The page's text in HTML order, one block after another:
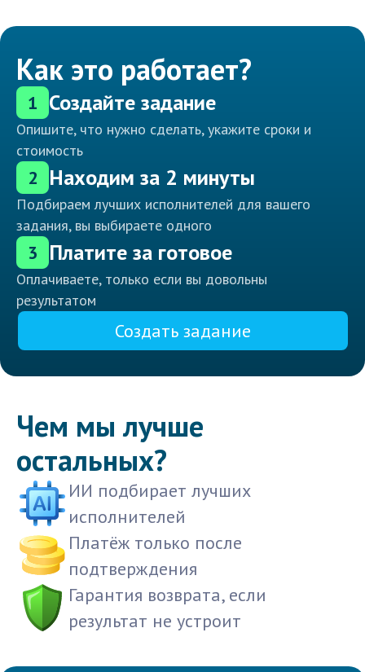
Как это работает?
1 Создайте задание
Опишите, что нужно сделать, укажите сроки и
стоимость
2 Находим за 2 минуты
Подбираем лучших исполнителей для вашего
задания, вы выбираете одного
3 Платите за готовое
Оплачиваете, только если вы довольны
результатом
Создать задание
Чем мы лучше
остальных?
ИИ подбирает лучших
исполнителей
Платёж только после
подтверждения
Гарантия возврата, если
результат не устроит